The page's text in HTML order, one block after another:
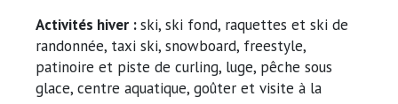
Activités hiver :ski, ski fond, raquettes et ski de
randonnée, taxi ski, snowboard, freestyle,
patinoire et piste de curling, luge, pêche sous
glace, centre aquatique, goûter et visite à la